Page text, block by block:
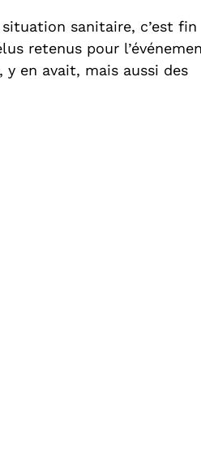
sanitaire, c’est fin
retenus pour
en avait, mais aussi des